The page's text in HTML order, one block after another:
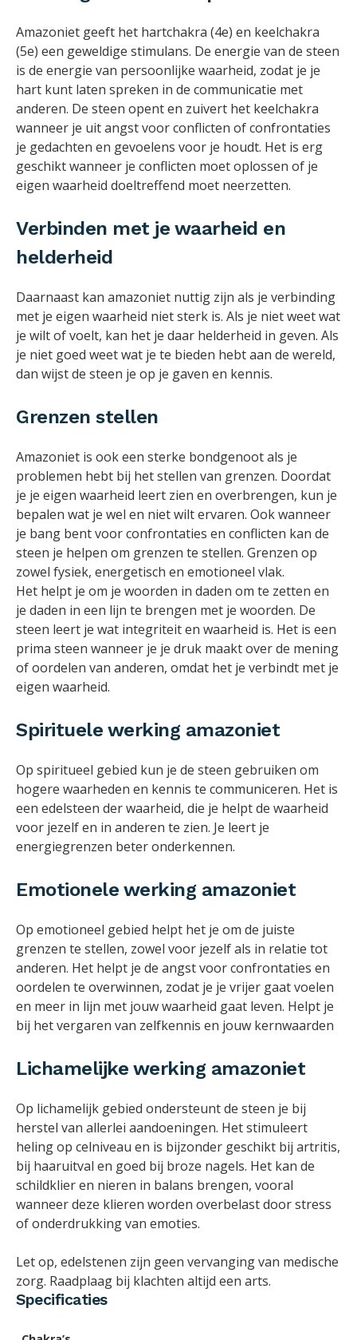
Amazoniet geeft het hartchakra (4e) en keelchakra
(5e) een geweldige stimulans. De energie van de steen
is de energie van persoonlijke waarheid, zodat je je
hart kunt laten spreken in de communicatie met
anderen. De steen opent en zuivert het keelchakra
wanneer je uit angst voor conflicten of confrontaties
je gedachten en gevoelens voor je houdt. Het is erg
geschikt wanneer je conflicten moet oplossen of je
eigen waarheid doeltreffend moet neerzetten.
Verbinden met je waarheid en
helderheid
Daarnaast kan amazoniet nuttig zijn als je verbinding
met je eigen waarheid niet sterk is. Als je niet weet wat
je wilt of voelt, kan het je daar helderheid in geven. Als
je niet goed weet wat je te bieden hebt aan de wereld,
dan wijst de steen je op je gaven en kennis.
Grenzen stellen
Amazoniet is ook een sterke bondgenoot als je
problemen hebt bij het stellen van grenzen. Doordat
je je eigen waarheid leert zien en overbrengen, kun je
bepalen wat je wel en niet wilt ervaren. Ook wanneer
je bang bent voor confrontaties en conflicten kan de
steen je helpen om grenzen te stellen. Grenzen op
zowel fysiek, energetisch en emotioneel vlak.
Het helpt je om je woorden in daden om te zetten en
je daden in een lijn te brengen met je woorden. De
steen leert je wat integriteit en waarheid is. Het is een
prima steen wanneer je je druk maakt over de mening
of oordelen van anderen, omdat het je verbindt met je
eigen waarheid.
Spirituele werking amazoniet
Op spiritueel gebied kun je de steen gebruiken om
hogere waarheden en kennis te communiceren. Het is
een edelsteen der waarheid, die je helpt de waarheid
voor jezelf en in anderen te zien. Je leert je
energiegrenzen beter onderkennen.
Emotionele werking amazoniet
Op emotioneel gebied helpt het je om de juiste
grenzen te stellen, zowel voor jezelf als in relatie tot
anderen. Het helpt je de angst voor confrontaties en
oordelen te overwinnen, zodat je je vrijer gaat voelen
en meer in lijn met jouw waarheid gaat leven. Helpt je
bij het vergaren van zelfkennis en jouw kernwaarden
Lichamelijke werking amazoniet
Op lichamelijk gebied ondersteunt de steen je bij
herstel van allerlei aandoeningen. Het stimuleert
heling op celniveau en is bijzonder geschikt bij artritis,
bij haaruitval en goed bij broze nagels. Het kan de
schildklier en nieren in balans brengen, vooral
wanneer deze klieren worden overbelast door stress
of onderdrukking van emoties.
Let op, edelstenen zijn geen vervanging van medische
zorg. Raadplaag bij klachten altijd een arts.
Specificaties